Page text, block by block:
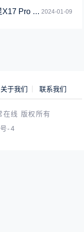
2024-01-09
本：14999
关于我们 联系我们
线 版权所有
-4